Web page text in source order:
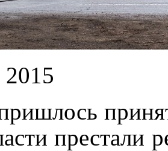
2015
престали